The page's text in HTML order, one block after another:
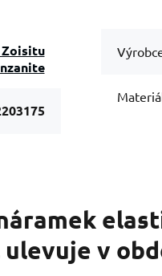
ulevuje v